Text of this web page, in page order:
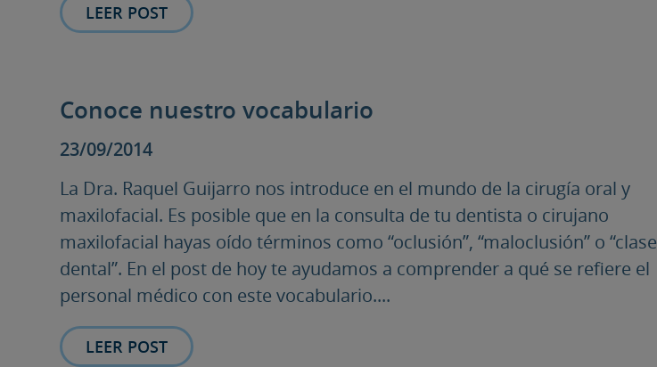
LEER POST
Conoce nuestro vocabulario
23/09/2014
La Dra. Raquel Guijarro nos introduce en el mundo de la cirugía oral y
maxilofacial. Es posible que en la consulta de tu dentista o cirujano
maxilofacial hayas oído términos como “oclusión”, “maloclusión” o “clase
dental”. En el post de hoy te ayudamos a comprender a qué se refiere el
personal médico con este vocabulario....
LEER POST